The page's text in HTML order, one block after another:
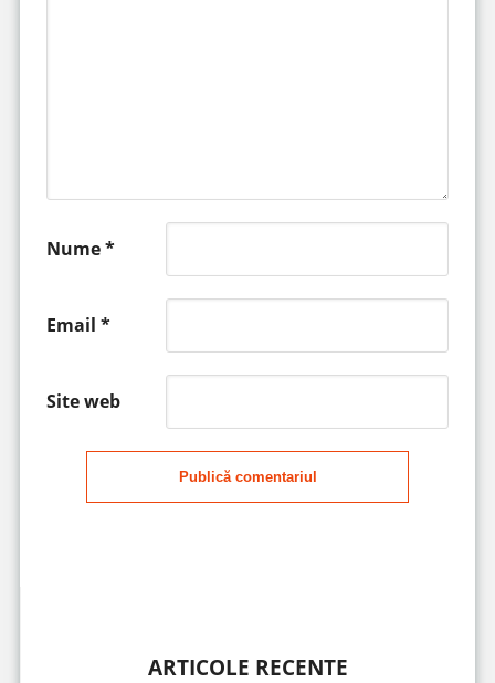
Nume*
Email *
Site web
Publică comentariul
ARTICOLE RECENTE